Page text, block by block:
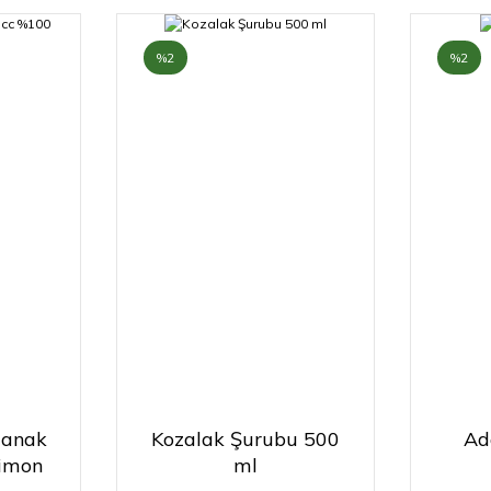
%2
Kozalak Şurubu 500
ml
%2